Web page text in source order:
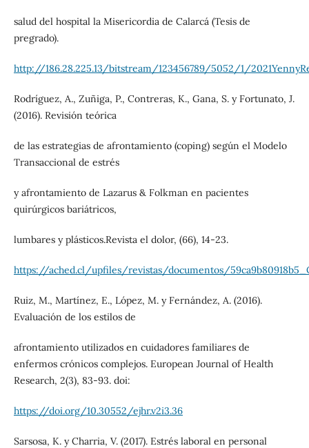
salud del hospital la Misericordia de Calarcá (Tesis de
pregrado).
http://186.28.225.13/bitstream/123456789/5052/1/
Rodríguez, A., Zuñiga, P., Contreras, K., Gana, S. y Fortunato, J.
(2016). Revisión teórica
de las estrategias de afrontamiento (coping) según el Modelo
Transaccional de estrés
y afrontamiento de Lazarus & Folkman en pacientes
quirúrgicos bariátricos,
lumbares y plásticos.Revista el dolor, (66), 14-23.
https://ached.cl/upfiles/revistas/documentos/
Ruiz, M., Martínez, E., López, M. y Fernández, A. (2016).
Evaluación de los estilos de
afrontamiento utilizados en cuidadores familiares de
enfermos crónicos complejos. European Journal of Health
Research, 2(3), 83-93. doi:
https://doi.org/10.30552/ejhr.v2i3.36
Sarsosa, K. y Charria, V. (2017). Estrés laboral en personal